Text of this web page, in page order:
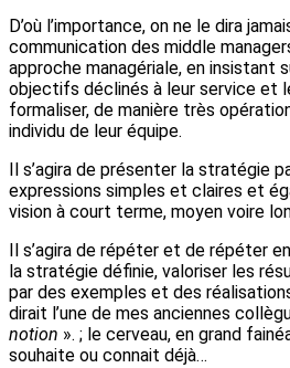
D’où l’importance, on ne le dira
communication des middle
approche managériale, en insistant
objectifs déclinés à leur service et
formaliser, de manière très
individu de leur équipe.
Il s’agira de présenter la stratégie
expressions simples et claires et
vision à court terme, moyen voire
Il s’agira de répéter et de répéter
la stratégie définie, valoriser les
par des exemples et des
dirait l’une de mes anciennes
notion ». ; le cerveau, en grand
souhaite ou connait déjà…